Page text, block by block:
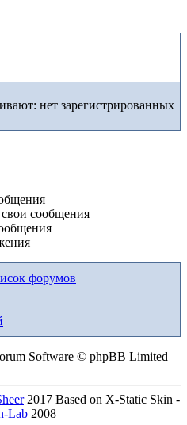
нет зарегистрированных
свои сообщения
форумов
Software © phpBB Limited
2017 Based on X-Static Skin -
Lab 2008